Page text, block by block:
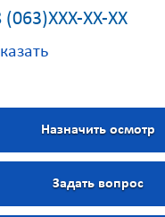
(063)XXX-XX-XX
Назначить осмотр
Задать вопрос